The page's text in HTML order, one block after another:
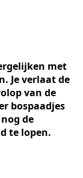
met
Je verlaat de
van de
bospaadjes
de
te lopen.